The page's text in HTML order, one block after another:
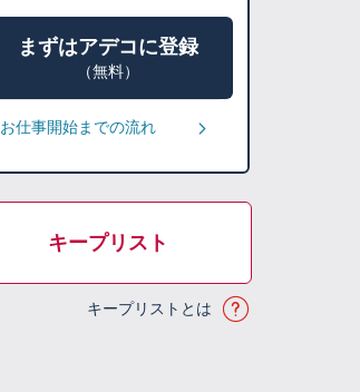
まずはアデコに登録
（無料）
お仕事開始までの流れ
キープリスト
キープリストとは